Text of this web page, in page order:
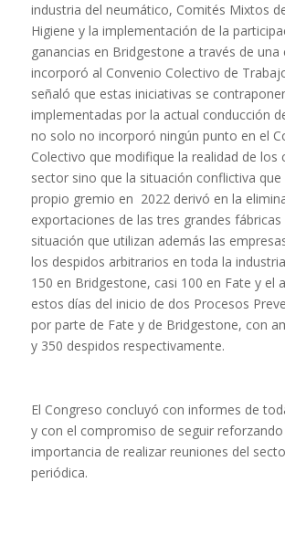
industria del neumático, Comités Mixtos
Higiene y la implementación de la
ganancias en Bridgestone a través de una
incorporó al Convenio Colectivo de
señaló que estas iniciativas se
implementadas por la actual conducción
no solo no incorporó ningún punto en el
Colectivo que modifique la realidad de los
sector sino que la situación conflictiva que
propio gremio en 2022 derivó en la
exportaciones de las tres grandes
situación que utilizan además las
los despidos arbitrarios en toda la
150 en Bridgestone, casi 100 en Fate y el
estos días del inicio de dos Procesos
por parte de Fate y de Bridgestone, con
y 350 despidos respectivamente.
El Congreso concluyó con informes de
y con el compromiso de seguir reforzando
importancia de realizar reuniones del
periódica.